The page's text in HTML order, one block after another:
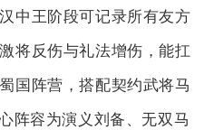
中王阶段可记录所有友方
将反伤与礼法增伤，能扛
国阵营，搭配契约武将马
阵容为演义刘备、无双马